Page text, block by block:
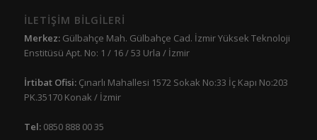
İLETİŞİM BİLGİLERİ
Merkez:Gülbahçe Mah. Gülbahçe Cad. İzmir Yüksek Teknoloji
Enstitüsü Apt. No: 1 / 16 / 53 Urla / İzmir
İrtibat Ofisi: Çınarlı Mahallesi 1572 Sokak No:33 İç Kapı No:203
PK.35170 Konak / İzmir
Tel:0850 888 00 35